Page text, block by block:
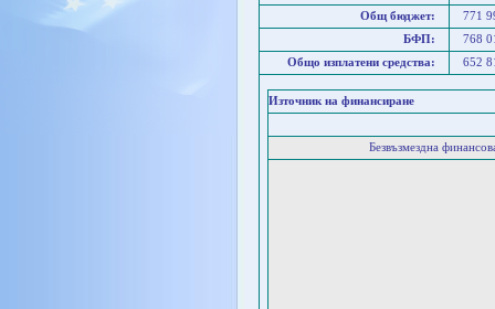
Общ бюджет:
771
БФП:
768
Общо изплатени средства:
652
Източник на финансиране
Безвъзмездна